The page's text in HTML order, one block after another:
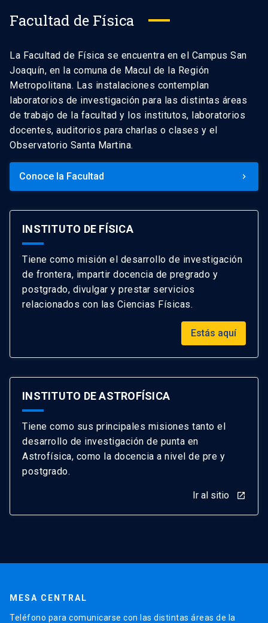
Facultad de Física
La Facultad de Física se encuentra en el Campus San
Joaquín, en la comuna de Macul de la Región
Metropolitana. Las instalaciones contemplan
laboratorios de investigación para las distintas áreas
de trabajo de la facultad y los institutos, laboratorios
docentes, auditorios para charlas o clases y el
Observatorio Santa Martina.
Conoce la Facultad keyboard_arrow_right
INSTITUTO DE FÍSICA
Tiene como misión el desarrollo de investigación
de frontera, impartir docencia de pregrado y
postgrado, divulgar y prestar servicios
relacionados con las Ciencias Físicas.
Estás aquí
INSTITUTO DE ASTROFÍSICA
Tiene como sus principales misiones tanto el
desarrollo de investigación de punta en
Astrofísica, como la docencia a nivel de pre y
postgrado.
Ir al sitio launch
MESA CENTRAL
Teléfono para comunicarse con las distintas áreas de la